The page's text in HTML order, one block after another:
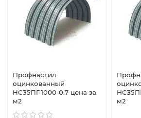
Профнастил
оцинкованный
НС35ПГ-1000-0.7 цена за
м2
м2